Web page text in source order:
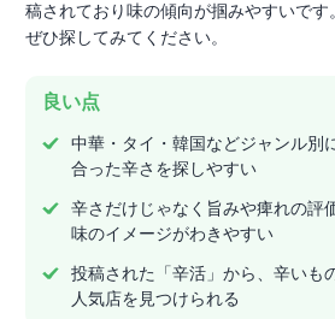
稿されており味の傾向が掴みやすいです
ぜひ探してみてください。
良い点
中華・タイ・韓国などジャンル別
合った辛さを探しやすい
辛さだけじゃなく旨みや痺れの評
味のイメージがわきやすい
投稿された「辛活」から、辛いも
人気店を見つけられる